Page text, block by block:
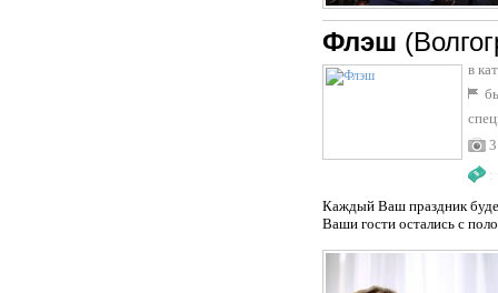
Флэш
в
3
:
Каждый Ваш праздник
Ваши гости остались с